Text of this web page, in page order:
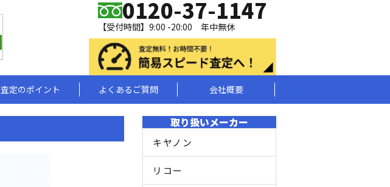
0120-37-1147
【受付時間】9:00 -20:00 年中無休
査定のポイント よくあるご質問 会社概要
取り扱いメーカー
キヤノン
リコー